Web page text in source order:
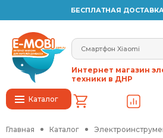
БЕСПЛАТНАЯ
Каталог
Интернет магазин
техники в ДНР
Главная Каталог